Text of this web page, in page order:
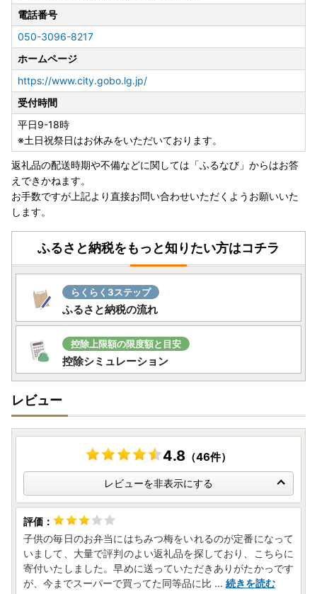
電話番号
050-3096-8217
ホームページ
https://www.city.gobo.lg.jp/
受付時間
平日9-18時
※土日祝祭日はお休みをいただいております。
返礼品の配送時期や不備などに関しては「ふるなび」からはお答
えできかねます。
お手数ですが上記より直接お問い合わせいただくようお願いいた
します。
ふるさと納税をもっと知りたい方はコチラ
らくらく3ステップ
ふるさと納税の流れ
控除上限額の限度額と目安
控除シミュレーション
レビュー
4.8 （46件）
レビューを非表示にする
子供の毎日のお弁当にはちみつ梅をいれるのが定番になって
いまして、大量で評判のよい返礼品を探しており、こちらに
寄付いたしました。早めに送っていただきありがたかっです
が、今までスーパーで買ってた同等品に比 ... 続きを読む